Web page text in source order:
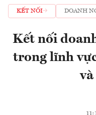
KẾT NỐI DOANH
Kết nối
trong lĩnh